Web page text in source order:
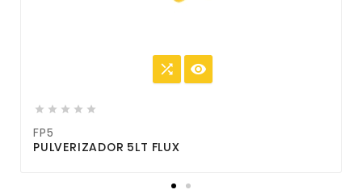
 
    
FP5
PULVERIZADOR 5LT FLUX